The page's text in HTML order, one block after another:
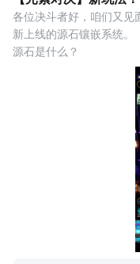
各位决斗者好，咱们又见
新上线的源石镶嵌系统。
源石是什么？
源石是一种可以镶嵌到
盖该卡牌时，源石效果
石，不同源石的组合会带
玩了几局游戏，觉得伤
收益太低？别急着怀疑
给卡牌加被动。出牌自动